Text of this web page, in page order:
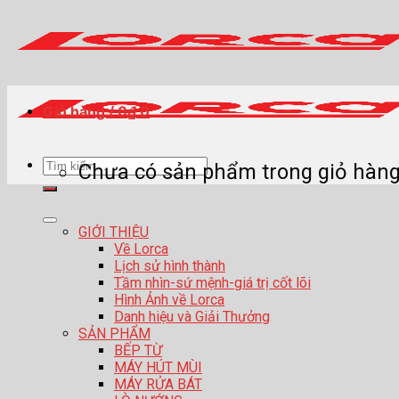
content
Tìm
kiếm:
GIỚI THIỆU
Về Lorca
Lịch sử hình thành
Tầm nhìn-sứ mệnh-giá trị cốt lõi
Hình Ảnh về Lorca
Danh hiệu và Giải Thưởng
SẢN PHẨM
BẾP TỪ
MÁY HÚT MÙI
MÁY RỬA BÁT
Giỏ hàng /0₫ 0
Chưa có sản phẩm trong giỏ